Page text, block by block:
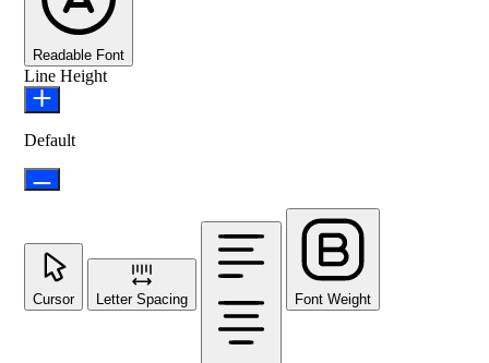
Readable Font
Line Height
Default
Cursor Letter Spacing Font Weight